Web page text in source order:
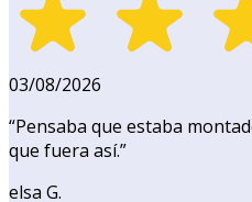
03/08/2026
“Pensaba que estaba
que fuera así.”
elsa G.